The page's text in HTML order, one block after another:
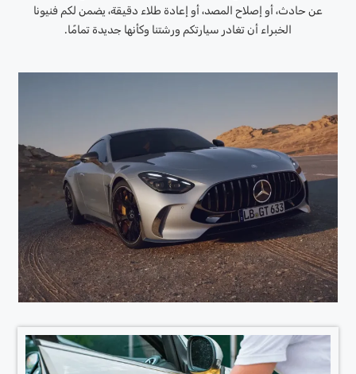
عن حادث، أو إصلاح المصد، أو إعادة طلاء دقيقة، يضمن لكم فنيونا
الخبراء أن تغادر سيارتكم ورشتنا وكأنها جديدة تمامًا.